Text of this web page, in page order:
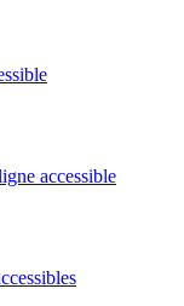
accessible